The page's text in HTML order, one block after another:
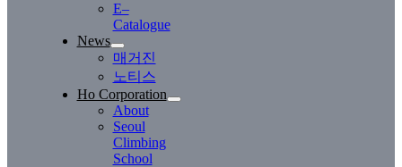
E–
Catalogue
News
매거진
노티스
Ho Corporation
About
Seoul
Climbing
School